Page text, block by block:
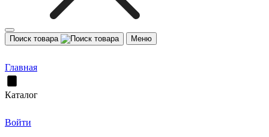
Поиск товара Меню
Главная
Каталог
Войти